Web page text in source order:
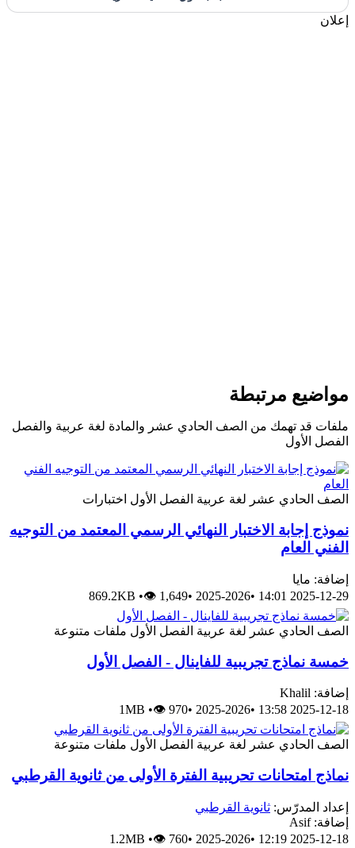
إعلان
مواضيع مرتبطة
ملفات قد تهمك من الصف الحادي عشر والمادة لغة عربية والفصل
الفصل الأول
الصف الحادي عشر لغة عربية الفصل الأول اختبارات
نموذج إجابة الاختبار النهائي الرسمي المعتمد من التوجيه
الفني العام
إضافة: مايا
2025-12-29 14:01
•
2025-2026
•
869.2KB •👁 1,649
الصف الحادي عشر لغة عربية الفصل الأول ملفات متنوعة
خمسة نماذج تجريبية للفاينال - الفصل الأول
إضافة: Khalil
2025-12-18 13:58
•
2025-2026
•
1MB •👁 970
الصف الحادي عشر لغة عربية الفصل الأول ملفات متنوعة
نماذج امتحانات تحريبية الفترة الأولى من ثانوية القرطبي
إعداد المدرّس: ثانوية القرطبي
إضافة: Asif
2025-12-18 12:19
•
2025-2026
•
1.2MB •👁 760